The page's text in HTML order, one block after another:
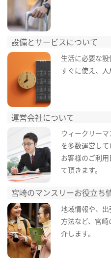
設備とサービスについて
生活に必要な
すぐに使え、入
運営会社について
ウィークリー
を多数運営して
お客様のご利
て頂きます。
宮崎のマンスリーお役立ち
地域情報や、
方法など、宮
介します。